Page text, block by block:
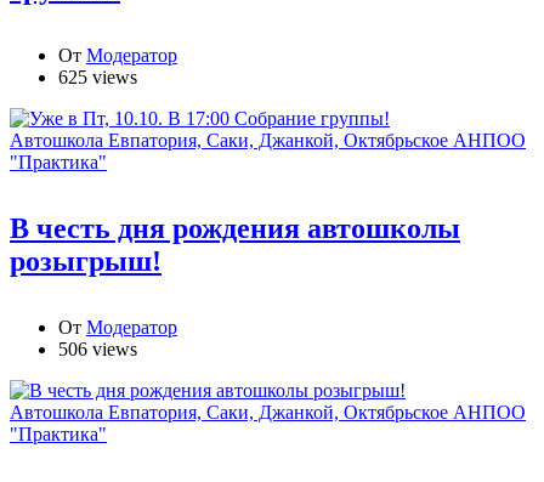
От Модератор
625 views
Автошкола Евпатория, Саки, Джанкой, Октябрьское АНПОО
"Практика"
В честь дня рождения автошколы
розыгрыш!
От Модератор
506 views
Автошкола Евпатория, Саки, Джанкой, Октябрьское АНПОО
"Практика"